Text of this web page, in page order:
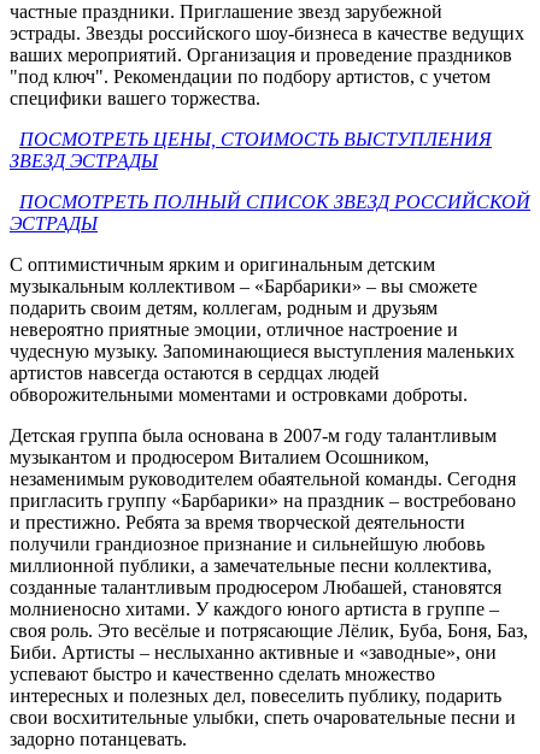
частные праздники. Приглашение звезд зарубежной
эстрады. Звезды российского шоу-бизнеса в качестве ведущих
ваших мероприятий. Организация и проведение праздников
"под ключ". Рекомендации по подбору артистов, с учетом
специфики вашего торжества.
ПОСМОТРЕТЬ ЦЕНЫ, СТОИМОСТЬ ВЫСТУПЛЕНИЯ
ЗВЕЗД ЭСТРАДЫ
ПОСМОТРЕТЬ ПОЛНЫЙ СПИСОК ЗВЕЗД РОССИЙСКОЙ
ЭСТРАДЫ
С оптимистичным ярким и оригинальным детским
музыкальным коллективом – «Барбарики» – вы сможете
подарить своим детям, коллегам, родным и друзьям
невероятно приятные эмоции, отличное настроение и
чудесную музыку. Запоминающиеся выступления маленьких
артистов навсегда остаются в сердцах людей
обворожительными моментами и островками доброты.
Детская группа была основана в 2007-м году талантливым
музыкантом и продюсером Виталием Осошником,
незаменимым руководителем обаятельной команды. Сегодня
пригласить группу «Барбарики» на праздник – востребовано
и престижно. Ребята за время творческой деятельности
получили грандиозное признание и сильнейшую любовь
миллионной публики, а замечательные песни коллектива,
созданные талантливым продюсером Любашей, становятся
молниеносно хитами. У каждого юного артиста в группе –
своя роль. Это весёлые и потрясающие Лёлик, Буба, Боня, Баз,
Биби. Артисты – неслыханно активные и «заводные», они
успевают быстро и качественно сделать множество
интересных и полезных дел, повеселить публику, подарить
свои восхитительные улыбки, спеть очаровательные песни и
задорно потанцевать.